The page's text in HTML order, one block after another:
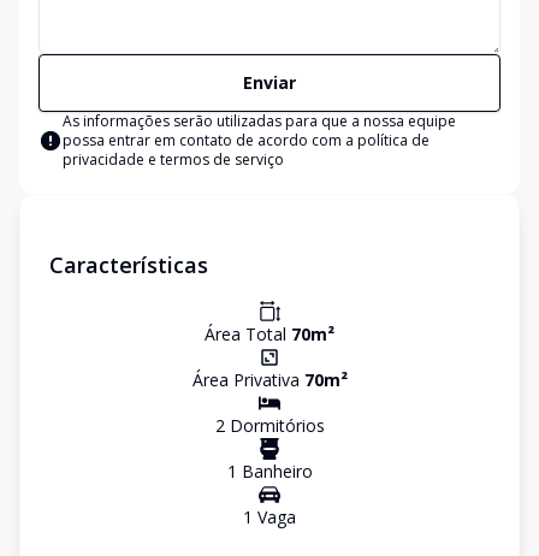
Enviar
As informações serão utilizadas para que a nossa equipe
possa entrar em contato de acordo com a política de
privacidade e termos de serviço
Características
Área Total 70m²
Área Privativa 70m²
2Dormitórios
1 Banheiro
1 Vaga